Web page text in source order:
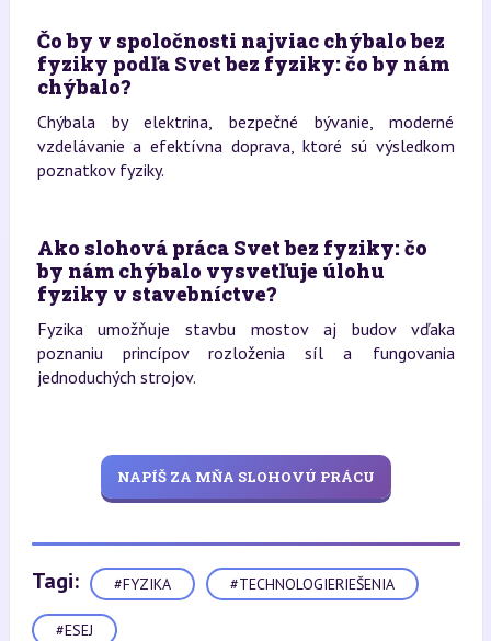
Čo by v spoločnosti najviac chýbalo bez
fyziky podľa Svet bez fyziky: čo by nám
chýbalo?
Chýbala by elektrina, bezpečné bývanie, moderné
vzdelávanie a efektívna doprava, ktoré sú výsledkom
poznatkov fyziky.
Ako slohová práca Svet bez fyziky: čo
by nám chýbalo vysvetľuje úlohu
fyziky v stavebníctve?
Fyzika umožňuje stavbu mostov aj budov vďaka
poznaniu princípov rozloženia síl a fungovania
jednoduchých strojov.
NAPÍŠ ZA MŇA SLOHOVÚ PRÁCU
Tagi: #FYZIKA #TECHNOLOGIERIEŠENIA
#ESEJ